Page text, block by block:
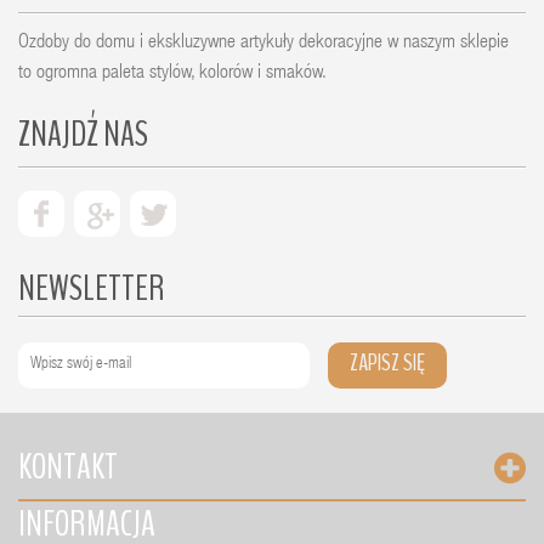
Ozdoby do domu i ekskluzywne artykuły dekoracyjne w naszym sklepie
to ogromna paleta stylów, kolorów i smaków.
ZNAJDŹ NAS
NEWSLETTER
ZAPISZ SIĘ
KONTAKT
INFORMACJA